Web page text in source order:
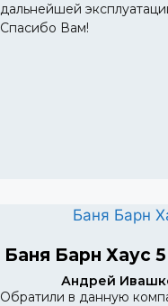
дальнейшей
Спасибо Вам!
Баня Барн Хаус
Андрей
Обратили в данную